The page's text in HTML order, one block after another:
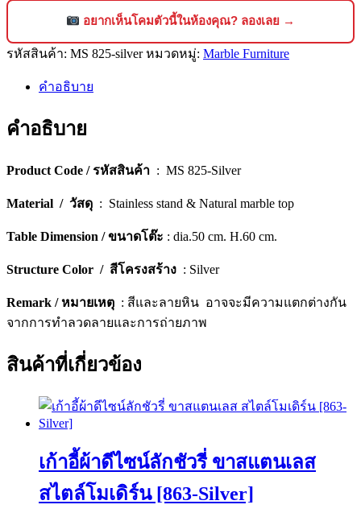
อ่อน
ดีไซน์
หรูหรา
โม
เดิร์น
Silver]
อยากเห็นโคมตัวนี้ในห้องคุณ? ลองเลย →
รหัสสินค้า: MS 825-silver หมวดหมู่: Marble Furniture
คำอธิบาย
คำอธิบาย
Product Code / รหัสสินค้า : MS 825-Silver
Material / วัสดุ : Stainless stand & Natural marble top
Table Dimension / ขนาดโต๊ะ : dia.50 cm. H.60 cm.
Structure Color / สีโครงสร้าง : Silver
Remark / หมายเหตุ : สีและลายหิน อาจจะมีความแตกต่างกัน
จากการทำลวดลายและการถ่ายภาพ
สินค้าที่เกี่ยวข้อง
เก้าอี้ผ้าดีไซน์ลักชัวรี่ ขาสแตนเลส
สไตล์โมเดิร์น [863-Silver]